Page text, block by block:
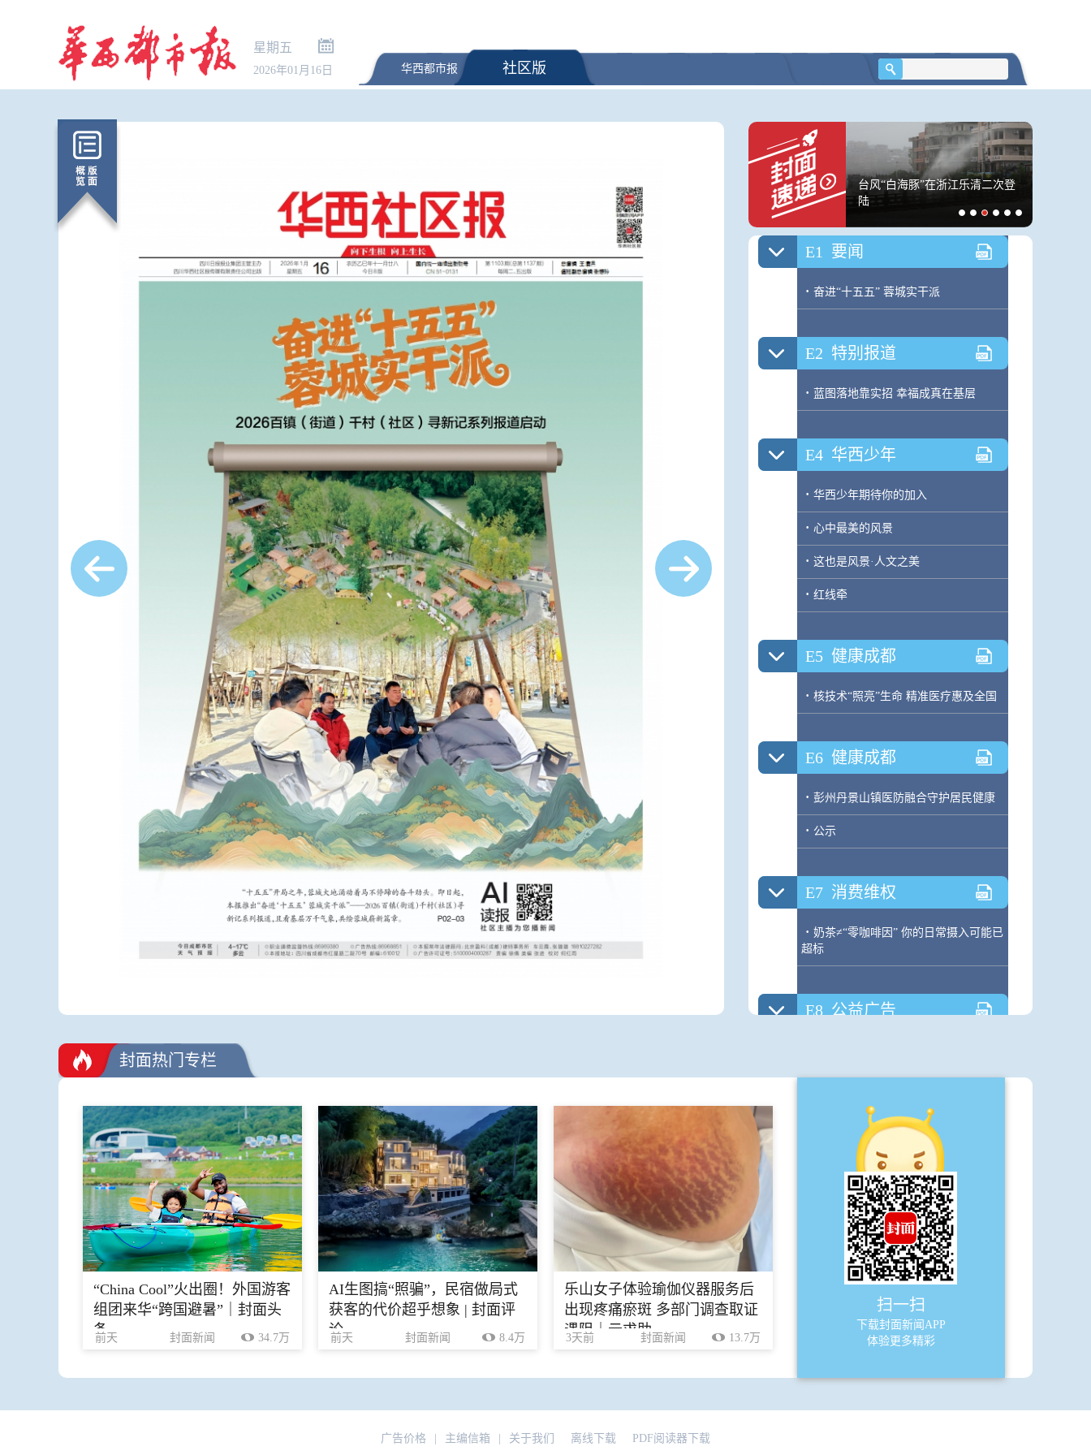
星期五
2026年01月16日 华西都市报 社区版
钱买好评”黑灰产
王虹、邓煜获菲尔兹奖有何里程
碑意义？丘成桐答封面新闻
受汽油价格涨幅回落影响，7月
CPI同比涨幅有所回落
台风“白海豚”在浙江乐清二次登
陆
E1 要闻
· 奋进“十五五” 蓉城实干派
E2 特别报道
· 蓝图落地靠实招 幸福成真在基层
E4 华西少年
· 华西少年期待你的加入
· 心中最美的风景
· 这也是风景·人文之美
· 红线牵
E5 健康成都
· 核技术“照亮”生命 精准医疗惠及全国
E6 健康成都
· 彭州丹景山镇医防融合守护居民健康
· 公示
E7 消费维权
· 奶茶≠“零咖啡因” 你的日常摄入可能已
超标
E8 公益广告
封面热门专栏
“China Cool”火出圈！外国游客
组团来华“跨国避暑”｜封面头
条
前天 封面新闻 34.7万
AI生图搞“照骗”，民宿做局式
获客的代价超乎想象 | 封面评
论
前天 封面新闻 8.4万
乐山女子体验瑜伽仪器服务后
出现疼痛瘀斑 多部门调查取证
遇阻｜云求助
3天前 封面新闻 13.7万
扫一扫
下载封面新闻APP
体验更多精彩
广告价格 主编信箱 关于我们 离线下载 PDF阅读器下载